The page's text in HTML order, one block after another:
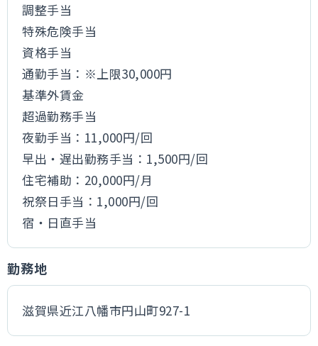
調整手当
特殊危険手当
資格手当
通勤手当：※上限30,000円
基準外賃金
超過勤務手当
夜勤手当：11,000円/回
早出・遅出勤務手当：1,500円/回
住宅補助：20,000円/月
祝祭日手当：1,000円/回
宿・日直手当
勤務地
滋賀県近江八幡市円山町927-1